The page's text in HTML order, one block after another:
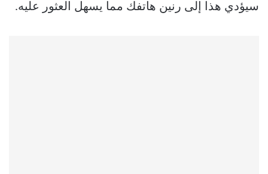
سيؤدي هذا إلى رنين هاتفك مما يسهل العثور عليه.